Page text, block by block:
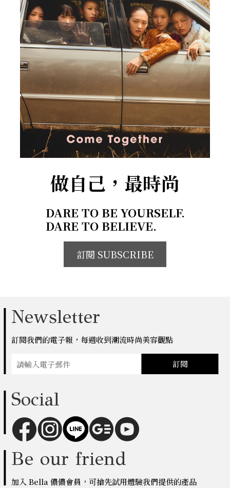
做自己，最時尚
DARE TO BE YOURSELF.
DARE TO BELIEVE.
訂閱 SUBSCRIBE
Newsletter
訂閱我們的電子報，每週收到潮流時尚美容觀點
訂閱
Social
Be our friend
加入 Bella 儂儂會員，可搶先試用體驗我們提供的產品